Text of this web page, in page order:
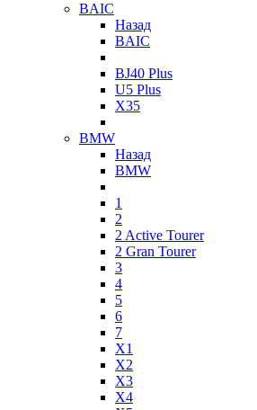
BAIC
Назад
BAIC
BJ40 Plus
U5 Plus
X35
BMW
Назад
BMW
1
2
2 Active Tourer
2 Gran Tourer
3
4
5
6
7
X1
X2
X3
X4